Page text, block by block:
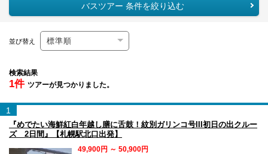
バスツアー 条件を絞り込む
並び替え
検索結果
1件 ツアーが見つかりました。
1
『めでたい海鮮紅白年越し膳に舌鼓！紋別ガリンコ号III初日の出クルー
ズ 2日間』【札幌駅北口出発】
49,900円 ～ 50,900円